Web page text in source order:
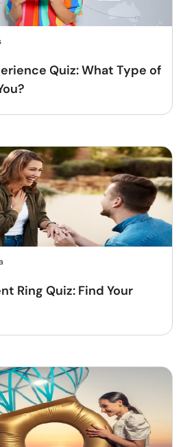
Quiz: What Type of
Ring Quiz: Find Your